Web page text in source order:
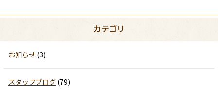
カテゴリ
お知らせ (3)
スタッフブログ (79)